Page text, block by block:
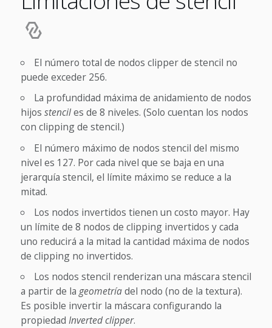
El número total de nodos clipper de stencil no
puede exceder 256.
La profundidad máxima de anidamiento de nodos
hijos stenciles de 8 niveles. (Solo cuentan los nodos
con clipping de stencil.)
El número máximo de nodos stencil del mismo
nivel es 127. Por cada nivel que se baja en una
jerarquía stencil, el límite máximo se reduce a la
mitad.
Los nodos invertidos tienen un costo mayor. Hay
un límite de 8 nodos de clipping invertidos y cada
uno reducirá a la mitad la cantidad máxima de nodos
de clipping no invertidos.
Los nodos stencil renderizan una máscara stencil
a partir de la geometríadel nodo (no de la textura).
Es posible invertir la máscara configurando la
propiedad Inverted clipper.